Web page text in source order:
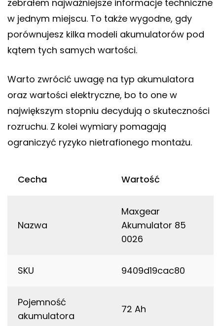
zebrałem najważniejsze informacje techniczne
w jednym miejscu. To także wygodne, gdy
porównujesz kilka modeli akumulatorów pod
kątem tych samych wartości.
Warto zwrócić uwagę na typ akumulatora
oraz wartości elektryczne, bo to one w
największym stopniu decydują o skuteczności
rozruchu. Z kolei wymiary pomagają
ograniczyć ryzyko nietrafionego montażu.
Cecha Wartość
Nazwa
Maxgear
Akumulator 85
0026
SKU 9409d19cac80
Pojemność
akumulatora
72 Ah